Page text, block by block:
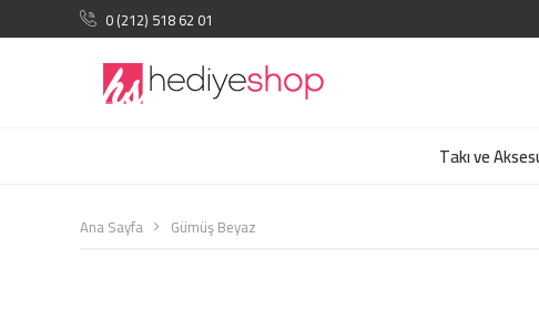
0 (212) 518 62 01
Takı ve
Ana Sayfa Gümüş Beyaz